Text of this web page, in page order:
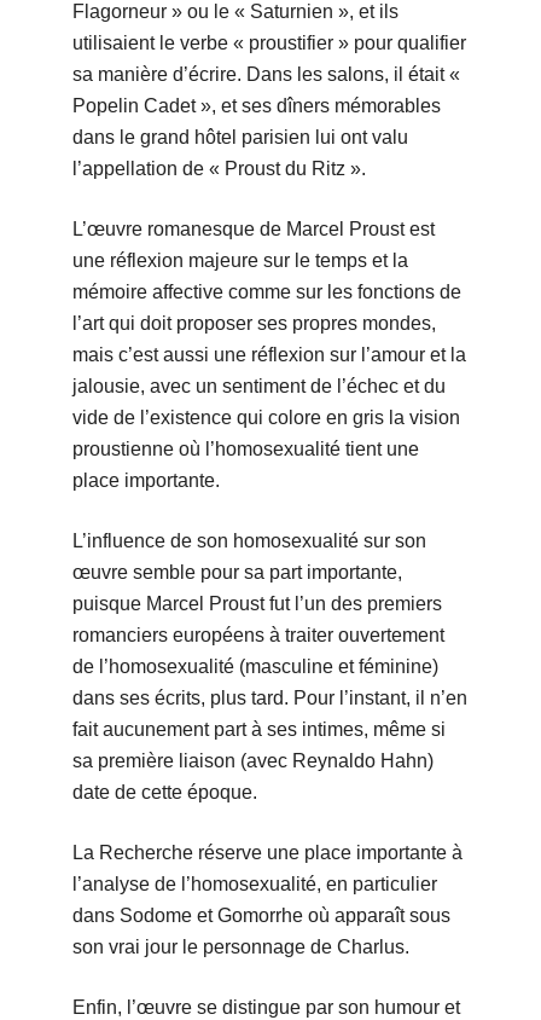
Flagorneur » ou le « Saturnien », et ils
utilisaient le verbe « proustifier » pour qualifier
sa manière d’écrire. Dans les salons, il était «
Popelin Cadet », et ses dîners mémorables
dans le grand hôtel parisien lui ont valu
l’appellation de « Proust du Ritz ».
L’œuvre romanesque de Marcel Proust est
une réflexion majeure sur le temps et la
mémoire affective comme sur les fonctions de
l’art qui doit proposer ses propres mondes,
mais c’est aussi une réflexion sur l’amour et la
jalousie, avec un sentiment de l’échec et du
vide de l’existence qui colore en gris la vision
proustienne où l’homosexualité tient une
place importante.
L’influence de son homosexualité sur son
œuvre semble pour sa part importante,
puisque Marcel Proust fut l’un des premiers
romanciers européens à traiter ouvertement
de l’homosexualité (masculine et féminine)
dans ses écrits, plus tard. Pour l’instant, il n’en
fait aucunement part à ses intimes, même si
sa première liaison (avec Reynaldo Hahn)
date de cette époque.
La Recherche réserve une place importante à
l’analyse de l’homosexualité, en particulier
dans Sodome et Gomorrhe où apparaît sous
son vrai jour le personnage de Charlus.
Enfin, l’œuvre se distingue par son humour et